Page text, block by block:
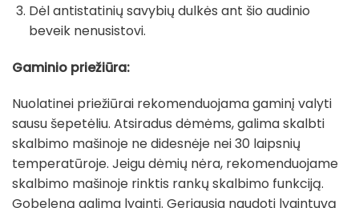
Dėl antistatinių savybių dulkės ant šio audinio
beveik nenusistovi.
Gaminio priežiūra:
Nuolatinei priežiūrai rekomenduojama gaminį valyti
sausu šepetėliu. Atsiradus dėmėms, galima skalbti
skalbimo mašinoje ne didesnėje nei 30 laipsnių
temperatūroje. Jeigu dėmių nėra, rekomenduojame
skalbimo mašinoje rinktis rankų skalbimo funkciją.
Gobeleną galima lyginti. Geriausia naudoti lygintuvą